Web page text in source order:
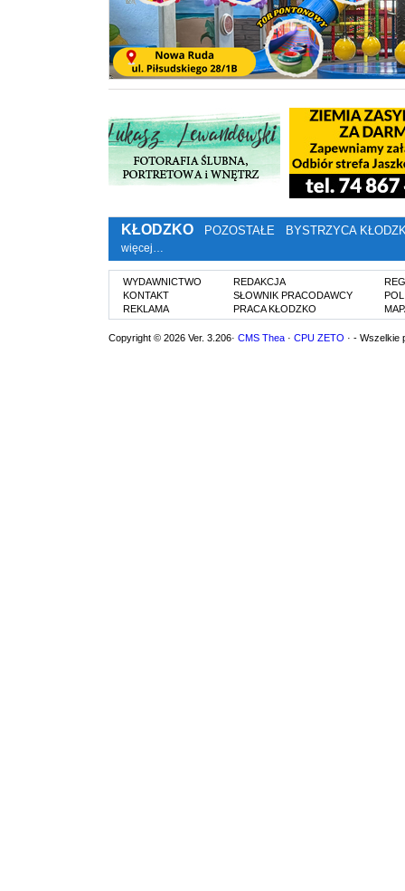
KŁODZKO POZOSTAŁE BYSTRZYCA
więcej…
WYDAWNICTWO
KONTAKT
REKLAMA
REDAKCJA
SŁOWNIK PRACODAWCY
PRACA KŁODZKO
Copyright © 2026 Ver. 3.206· CMS Thea · CPU ZETO · - Wszelkie